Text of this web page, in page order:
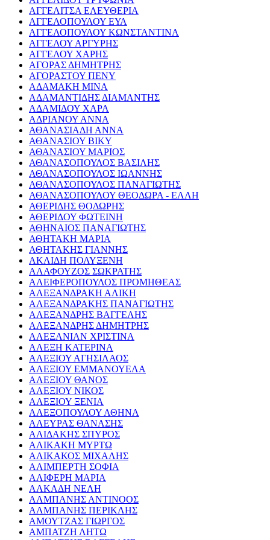
ΑΓΓΕΛΙΤΣΑ ΕΛΕΥΘΕΡΙΑ
ΑΓΓΕΛΟΠΟΥΛΟΥ ΕΥΑ
ΑΓΓΕΛΟΠΟΥΛΟΥ ΚΩΝΣΤΑΝΤΙΝΑ
ΑΓΓΕΛΟΥ ΑΡΓΥΡΗΣ
ΑΓΓΕΛΟΥ ΧΑΡΗΣ
ΑΓΟΡΑΣ ΔΗΜΗΤΡΗΣ
ΑΓΟΡΑΣΤΟΥ ΠΕΝΥ
ΑΔΑΜΑΚΗ ΜΙΝΑ
ΑΔΑΜΑΝΤΙΔΗΣ ΔΙΑΜΑΝΤΗΣ
ΑΔΑΜΙΔΟΥ ΧΑΡΑ
ΑΔΡΙΑΝΟΥ ΑΝΝΑ
ΑΘΑΝΑΣΙΑΔΗ ΑΝΝΑ
ΑΘΑΝΑΣΙΟΥ ΒΙΚΥ
ΑΘΑΝΑΣΙΟΥ ΜΑΡΙΟΣ
ΑΘΑΝΑΣΟΠΟΥΛΟΣ ΒΑΣΙΛΗΣ
ΑΘΑΝΑΣΟΠΟΥΛΟΣ ΙΩΑΝΝΗΣ
ΑΘΑΝΑΣΟΠΟΥΛΟΣ ΠΑΝΑΓΙΩΤΗΣ
ΑΘΑΝΑΣΟΠΟΥΛΟΥ ΘΕΟΔΩΡΑ - ΕΛΛΗ
ΑΘΕΡΙΔΗΣ ΘΟΔΩΡΗΣ
ΑΘΕΡΙΔΟΥ ΦΩΤΕΙΝΗ
ΑΘΗΝΑΙΟΣ ΠΑΝΑΓΙΩΤΗΣ
ΑΘΗΤΑΚΗ ΜΑΡΙΑ
ΑΘΗΤΑΚΗΣ ΓΙΑΝΝΗΣ
ΑΚΛΙΔΗ ΠΟΛΥΞΕΝΗ
ΑΛΑΦΟΥΖΟΣ ΣΩΚΡΑΤΗΣ
ΑΛΕΙΦΕΡΟΠΟΥΛΟΣ ΠΡΟΜΗΘΕΑΣ
ΑΛΕΞΑΝΔΡΑΚΗ ΑΛΙΚΗ
ΑΛΕΞΑΝΔΡΑΚΗΣ ΠΑΝΑΓΙΩΤΗΣ
ΑΛΕΞΑΝΔΡΗΣ ΒΑΓΓΕΛΗΣ
ΑΛΕΞΑΝΔΡΗΣ ΔΗΜΗΤΡΗΣ
ΑΛΕΞΑΝΙΑΝ ΧΡΙΣΤΙΝΑ
ΑΛΕΞΗ ΚΑΤΕΡΙΝΑ
ΑΛΕΞΙΟΥ ΑΓΗΣΙΛΑΟΣ
ΑΛΕΞΙΟΥ ΕΜΜΑΝΟΥΕΛΑ
ΑΛΕΞΙΟΥ ΘΑΝΟΣ
ΑΛΕΞΙΟΥ ΝΙΚΟΣ
ΑΛΕΞΙΟΥ ΞΕΝΙΑ
ΑΛΕΞΟΠΟΥΛΟΥ ΑΘΗΝΑ
ΑΛΕΥΡΑΣ ΘΑΝΑΣΗΣ
ΑΛΙΔΑΚΗΣ ΣΠΥΡΟΣ
ΑΛΙΚΑΚΗ ΜΥΡΤΩ
ΑΛΙΚΑΚΟΣ ΜΙΧΑΛΗΣ
ΑΛΙΜΠΕΡΤΗ ΣΟΦΙΑ
ΑΛΙΦΕΡΗ ΜΑΡΙΑ
ΑΛΚΑΔΗ ΝΕΛΗ
ΑΛΜΠΑΝΗΣ ΑΝΤΙΝΟΟΣ
ΑΛΜΠΑΝΗΣ ΠΕΡΙΚΛΗΣ
ΑΜΟΥΤΖΑΣ ΓΙΩΡΓΟΣ
ΑΜΠΑΤΖΗ ΛΗΤΩ